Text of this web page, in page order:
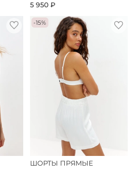
5 950 ₽
-15%
ШОРТЫ ПРЯМЫЕ